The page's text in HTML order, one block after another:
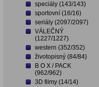
speciály (143/143)
sportovní (16/16)
seriály (2097/2097)
VÁLEČNÝ
(1227/1227)
western (352/352)
životopisný (84/84)
B O X / PACK
(962/962)
3D filmy (14/14)